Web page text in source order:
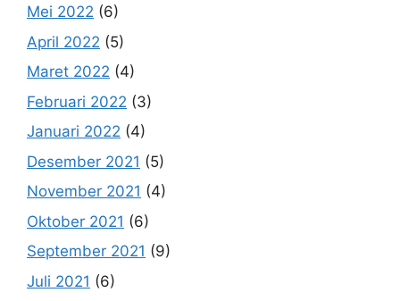
Mei 2022 (6)
April 2022 (5)
Maret 2022 (4)
Februari 2022 (3)
Januari 2022 (4)
Desember 2021 (5)
November 2021 (4)
Oktober 2021 (6)
September 2021 (9)
Juli 2021 (6)